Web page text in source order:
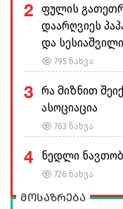
2
ფულის
დაარღვიეს
და
795 ნახვა
3
რა მიზნით
ასოციაცია
763 ნახვა
4 ნედლი
726 ნახვა
მოსაზრება